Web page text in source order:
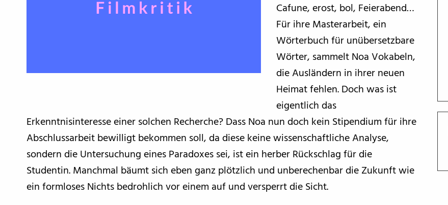
BFF ON THE ROAD
Cafune, erost, bol, Feierabend…
Für ihre Masterarbeit, ein
Wörterbuch für unübersetzbare
Wörter, sammelt Noa Vokabeln,
die Ausländern in ihrer neuen
Heimat fehlen. Doch was ist
eigentlich das
Erkenntnisinteresse einer solchen Recherche? Dass Noa nun doch kein Stipendium für ihre
Abschlussarbeit bewilligt bekommen soll, da diese keine wissenschaftliche Analyse,
sondern die Untersuchung eines Paradoxes sei, ist ein herber Rückschlag für die
Studentin. Manchmal bäumt sich eben ganz plötzlich und unberechenbar die Zukunft wie
ein formloses Nichts bedrohlich vor einem auf und versperrt die Sicht.